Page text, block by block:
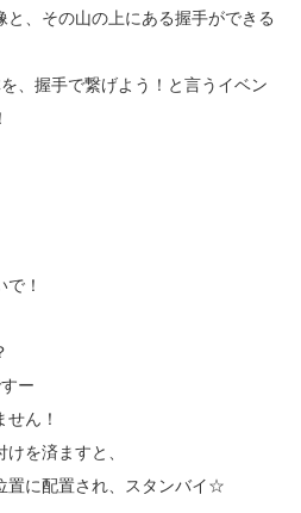
、その山の上にある握手ができる
、握手で繋げよう！と言うイベン
！
ー
ん！
を済ますと、
置に配置され、スタンバイ☆